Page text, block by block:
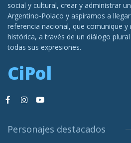
social y cultural, crear y administrar
Argentino-Polaco y aspiramos a
referencia nacional, que comunique y
histórica, a través de un diálogo
todas sus expresiones.
CiPol
Personajes destacados